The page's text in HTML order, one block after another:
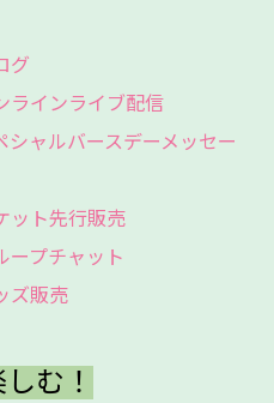
グ
ラインライブ配信
ャルバースデーメッセー
ット先行販売
ープチャット
ズ販売
む！